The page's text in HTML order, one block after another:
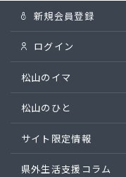
新規会員登録
ログイン
松山のイマ
松山のひと
サイト限定情報
県外生活支援コラム